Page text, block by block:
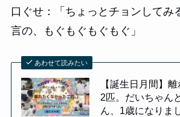
口ぐせ：「ちょっとチョンしてみ
言の、もぐもぐもぐもぐ」
あわせて読みたい
【誕生日月間】
2匹。だいちゃん
ん、1歳になりま